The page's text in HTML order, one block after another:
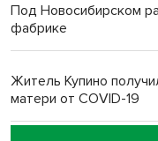
Под Новосибирском
фабрике
Житель Купино
матери от COVID-19